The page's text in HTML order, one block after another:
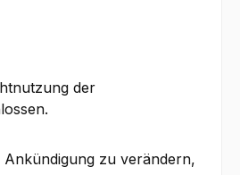
der
zu verändern,